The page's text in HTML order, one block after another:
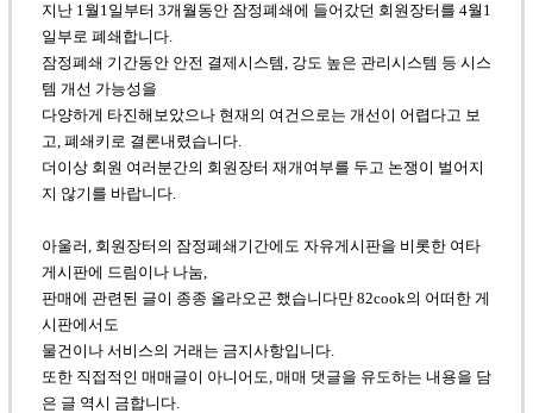
지난 1월1일부터 3개월동안 잠정폐쇄에 들어갔던 회원장터를 4월1
일부로 폐쇄합니다.
잠정폐쇄 기간동안 안전 결제시스템, 강도 높은 관리시스템 등 시스
템 개선 가능성을
다양하게 타진해보았으나 현재의 여건으로는 개선이 어렵다고 보
고, 폐쇄키로 결론내렸습니다.
더이상 회원 여러분간의 회원장터 재개여부를 두고 논쟁이 벌어지
지 않기를 바랍니다.
아울러, 회원장터의 잠정폐쇄기간에도 자유게시판을 비롯한 여타
게시판에 드림이나 나눔,
판매에 관련된 글이 종종 올라오곤 했습니다만 82cook의 어떠한 게
시판에서도
물건이나 서비스의 거래는 금지사항입니다.
또한 직접적인 매매글이 아니어도, 매매 댓글을 유도하는 내용을 담
은 글 역시 금합니다.